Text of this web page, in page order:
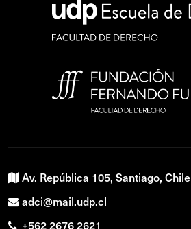
Av. República 105, Santiago, Chile
adci@mail.udp.cl
+562 2676 2621